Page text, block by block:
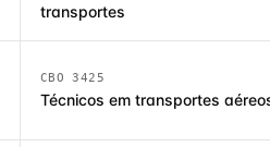
transportes
CBO 3425
Técnicos em transportes